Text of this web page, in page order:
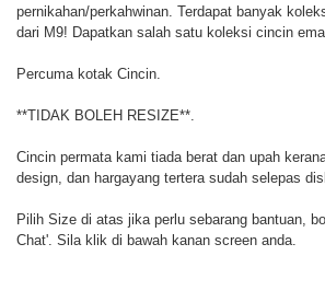
pernikahan/perkahwinan. Terdapat banyak
dari M9! Dapatkan salah satu koleksi cincin
Percuma kotak Cincin.
**TIDAK BOLEH RESIZE**.
Cincin permata kami tiada berat dan upah
design, dan hargayang tertera sudah selepas
Pilih Size di atas jika perlu sebarang bantuan,
Chat'. Sila klik di bawah kanan screen anda.